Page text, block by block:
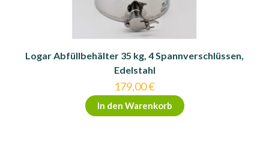
Logar Abfüllbehälter 35 kg, 4 Spannverschlüssen,
Edelstahl
179,00€
In den Warenkorb